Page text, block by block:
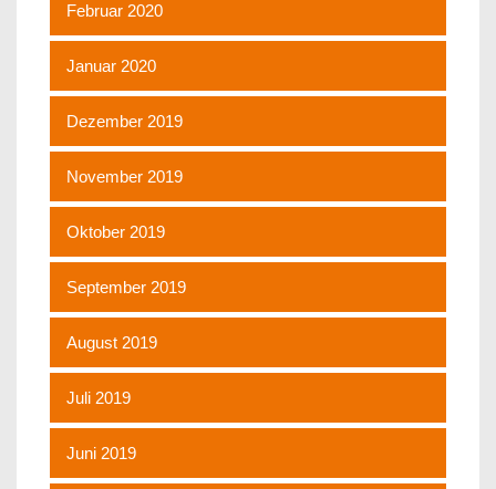
Februar 2020
Januar 2020
Dezember 2019
November 2019
Oktober 2019
September 2019
August 2019
Juli 2019
Juni 2019